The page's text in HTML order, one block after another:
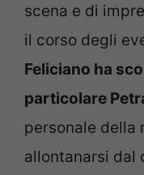
scena e di
il corso degli
Feliciano ha
particolare
personale della
allontanarsi dal